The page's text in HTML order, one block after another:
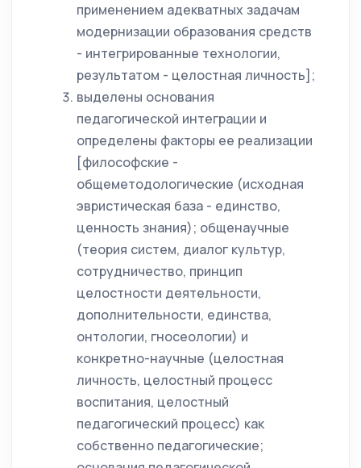
применением адекватных задачам
модернизации образования средств
- интегрированные технологии,
результатом - целостная личность];
выделены основания
педагогической интеграции и
определены факторы ее реализации
[философские -
общеметодологические (исходная
эвристическая база - единство,
ценность знания); общенаучные
(теория систем, диалог культур,
сотрудничество, принцип
целостности деятельности,
дополнительности, единства,
онтологии, гносеологии) и
конкретно-научные (целостная
личность, целостный процесс
воспитания, целостный
педагогический процесс) как
собственно педагогические;